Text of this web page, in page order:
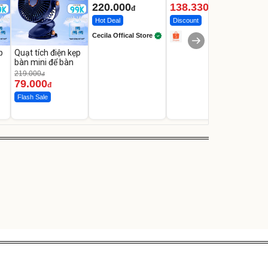
Quạt tích điện kẹp
bàn mini để bàn
219.000đ
79.000đ
Flash Sale
220.000đ
Hot Deal
Cecila Offical Store
138.330
Discount